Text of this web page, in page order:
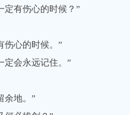
有伤心的时候？”
心的时候。”
会永远记住。”
地。”